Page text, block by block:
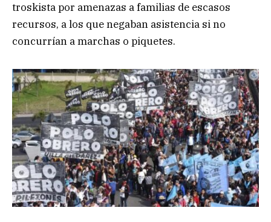
troskista por amenazas a familias de escasos
recursos, a los que negaban asistencia si no
concurrían a marchas o piquetes.